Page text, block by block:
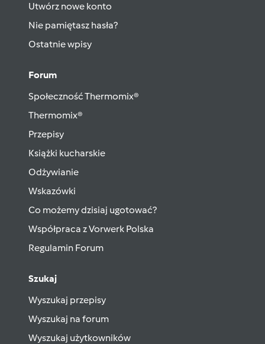
Utwórz nowe konto
Nie pamiętasz hasła?
Ostatnie wpisy
Forum
Społeczność Thermomix®
Thermomix®
Przepisy
Książki kucharskie
Odżywianie
Wskazówki
Co możemy dzisiaj ugotować?
Współpraca z Vorwerk Polska
Regulamin Forum
Szukaj
Wyszukaj przepisy
Wyszukaj na forum
Wyszukaj użytkowników